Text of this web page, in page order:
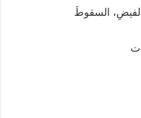
السقوطَ